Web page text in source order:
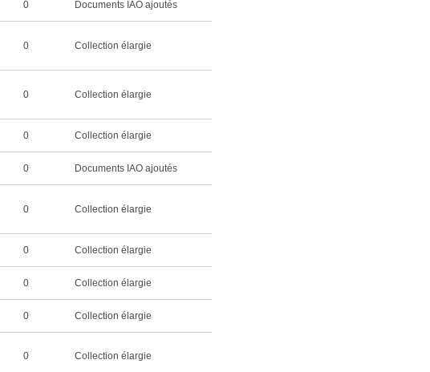
0 Documents IAO ajoutés
0 Collection élargie
0 Collection élargie
0 Collection élargie
0 Documents IAO ajoutés
0 Collection élargie
0 Collection élargie
0 Collection élargie
0 Collection élargie
0 Collection élargie